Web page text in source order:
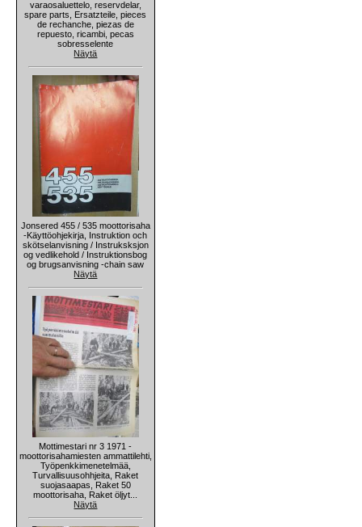
varaosaluettelo, reservdelar,
spare parts, Ersatzteile, pieces
de rechanche, piezas de
repuesto, ricambi, pecas
sobresselente
Näytä
Jonsered 455 / 535 moottorisaha
-Käyttöohjekirja, Instruktion och
skötselanvisning / Instruksksjon
og vedlikehold / Instruktionsbog
og brugsanvisning -chain saw
Näytä
Mottimestari nr 3 1971 -
moottorisahamiesten ammattilehti,
Työpenkkimenetelmää,
Turvallisuusohhjeita, Raket
suojasaapas, Raket 50
moottorisaha, Raket öljyt...
Näytä